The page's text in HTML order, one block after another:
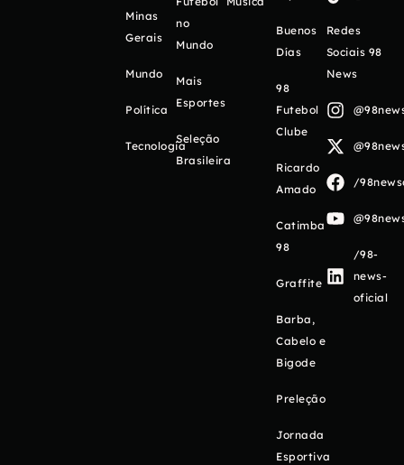
Minas
Gerais
Mundo
Política
Tecnologia
no
Mundo
Mais
Esportes
Seleção
Brasileira
Buenos
Días
98
Futebol
Clube
Ricardo
Amado
Catimba
98
Graffite
Barba,
Cabelo e
Bigode
Preleção
Jornada
Esportiva
Redes
Sociais 98
News
/
/98-
news-
oficial